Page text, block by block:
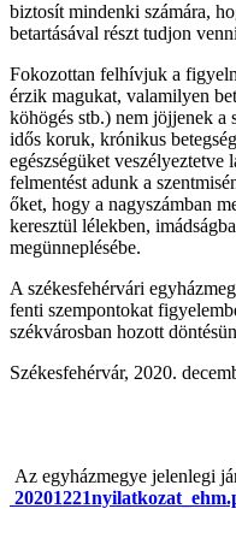
biztosít mindenki számára,
betartásával részt tudjon
Fokozottan felhívjuk a
érzik magukat, valamilyen
köhögés stb.) nem jöjjenek
idős koruk, krónikus
egészségüket veszélyeztetve
felmentést adunk a
őket, hogy a nagyszámban
keresztül lélekben,
megünneplésébe.
A székesfehérvári
fenti szempontokat
székvárosban hozott
Székesfehérvár, 2020.
Az egyházmegye jelenlegi